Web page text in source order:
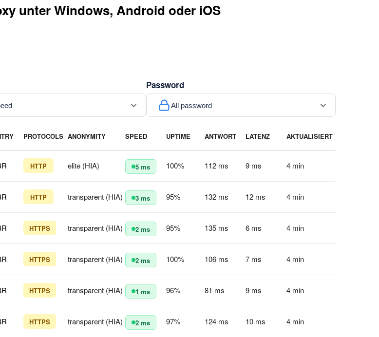
unter Windows, Android oder iOS
Password
All password
PROTOCOLS ANONYMITY SPEED UPTIME ANTWORT LATENZ AKTUALISIERT
HTTP elite (HIA) 5 ms 100% 112 ms 9 ms 4 min
HTTP transparent (HIA) 3 ms 95% 132 ms 12 ms 4 min
HTTPS transparent (HIA) 2 ms 95% 135 ms 6 ms 4 min
HTTPS transparent (HIA) 2 ms 100% 106 ms 7 ms 4 min
HTTPS transparent (HIA) 1 ms 96% 81 ms 9 ms 4 min
HTTPS transparent (HIA) 2 ms 97% 124 ms 10 ms 4 min